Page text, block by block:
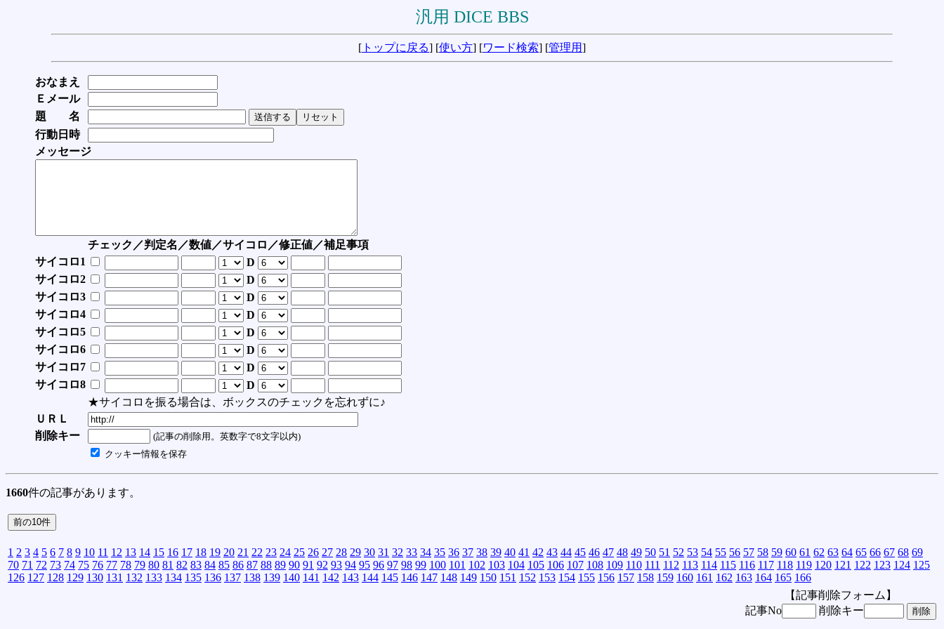
汎用 DICE BBS
[ トップに戻る] [使い方] [ワード検索] [管理用]
おなまえ
Ｅメール
題 名
行動日時
メッセージ
チェック／判定名／数値／サイコロ／修正値／補足事項
サイコロ1
D
サイコロ2
D
サイコロ3
D
サイコロ4
D
サイコロ5
D
サイコロ6
D
サイコロ7
D
サイコロ8
D
★サイコロを振る場合は、ボックスのチェックを忘れずに♪
ＵＲＬ
削除キー
(記事の削除用。英数字で8文字以内)
クッキー情報を保存
1660件の記事があります。
1 2 3 4 5 6 7 8 9 10 11 12 13 14 15 16 17 18 19 20 21 22 23 24 25 26 27 28 29 30 31 32 33 34 35 36 37 38 39 40 41 42 43 44 45 46 47 48 49 50 51 52 53 54 55 56 57 58 59 60 61 62 63 64 65 66 67 68 69
70 71 72 73 74 75 76 77 78 79 80 81 82 83 84 85 86 87 88 89 90 91 92 93 94 95 96 97 98 99 100 101 102 103 104 105 106 107 108 109 110 111 112 113 114 115 116 117 118 119 120 121 122 123 124 125
126 127 128 129 130 131 132 133 134 135 136 137 138 139 140 141 142 143 144 145 146 147 148 149 150 151 152 153 154 155 156 157 158 159 160 161 162 163 164 165 166
【記事削除フォーム】
記事No
削除キー